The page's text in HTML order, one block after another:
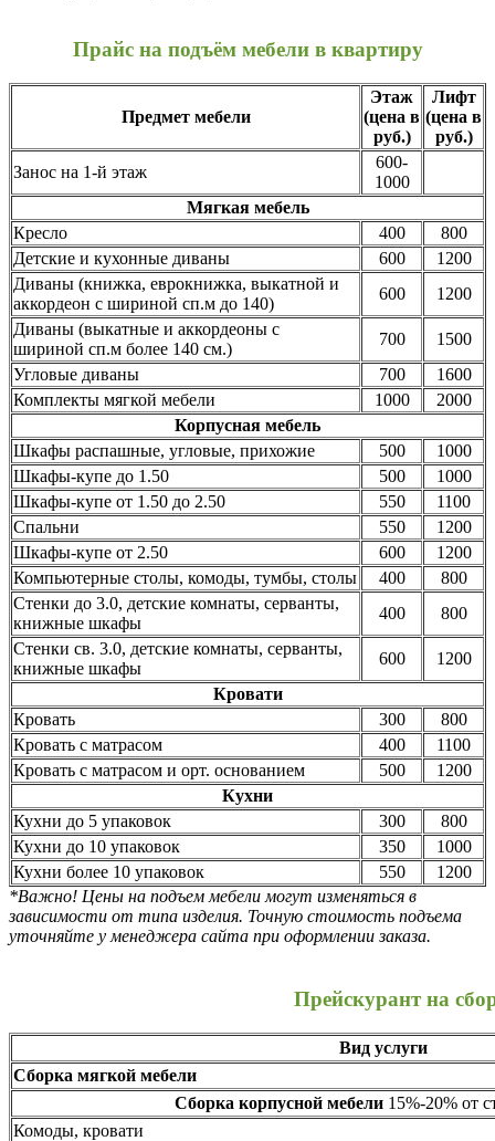
Прайс на подъём мебели в квартиру
Предмет мебели
Этаж
(цена в
руб.)
Лифт
(цена в
руб.)
Занос на 1-й этаж
600-
1000
Мягкая мебель
Кресло
400
800
Детские и кухонные диваны
600
1200
Диваны (книжка, еврокнижка, выкатной и
аккордеон с шириной сп.м до 140)
600
1200
Диваны (выкатные и аккордеоны с
шириной сп.м более 140 см.)
700
1500
Угловые диваны
700
1600
Комплекты мягкой мебели
1000
2000
Корпусная мебель
Шкафы распашные, угловые, прихожие
500
1000
Шкафы-купе до 1.50
500
1000
Шкафы-купе от 1.50 до 2.50
550
1100
Спальни
550
1200
Шкафы-купе от 2.50
600
1200
Компьютерные столы, комоды, тумбы, столы
400
800
Стенки до 3.0, детские комнаты, серванты,
книжные шкафы
400
800
Стенки св. 3.0, детские комнаты, серванты,
книжные шкафы
600
1200
Кровати
Кровать
300
800
Кровать с матрасом
400
1100
Кровать с матрасом и орт. основанием
500
1200
Кухни
Кухни до 5 упаковок
300
800
Кухни до 10 упаковок
350
1000
Кухни более 10 упаковок
550
1200
*Важно! Цены на подъем мебели могут изменяться в
зависимости от типа изделия. Точную стоимость подъема
уточняйте у менеджера сайта при оформлении заказа.
Прейскурант на
Вид услуги
Сборка мягкой мебели
Сборка корпусной мебели15%-20% от
Комоды, кровати